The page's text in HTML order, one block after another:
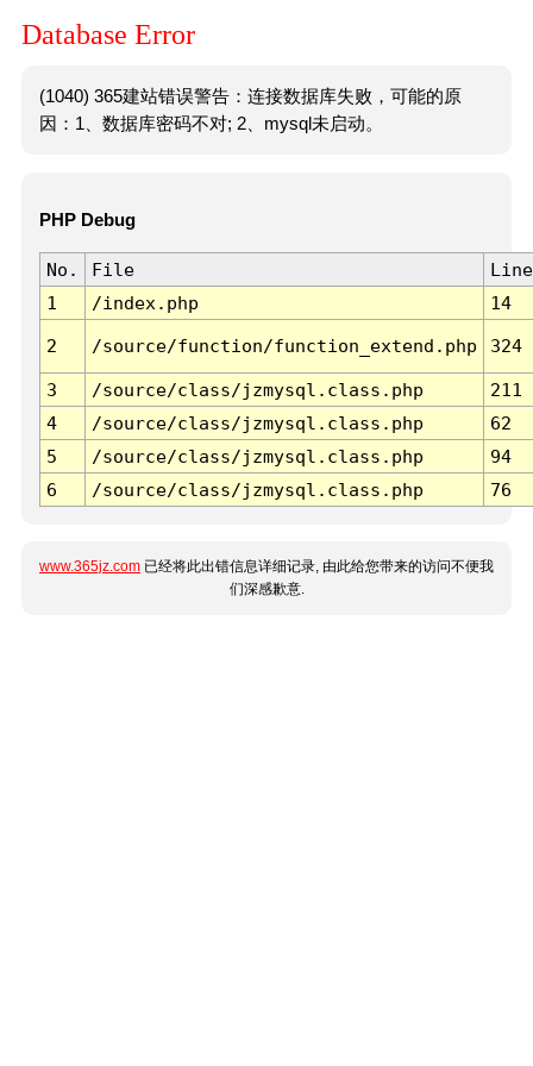
Database Error
(1040) 365建站错误警告：连接数据库失败，可能的原
因：1、数据库密码不对; 2、mysql未启动。
PHP Debug
No. File
Line
1
/index.php 14
2 /source/function/function_extend.php 324
3 /source/class/jzmysql.class.php
211
4
/source/class/jzmysql.class.php
62
5
/source/class/jzmysql.class.php
94
6
/source/class/jzmysql.class.php 76
www.365jz.com 已经将此出错信息详细记录, 由此给您带来的访问不便我
们深感歉意.